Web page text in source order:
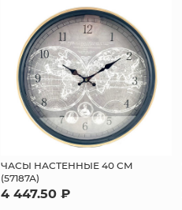
ЧАСЫ НАСТЕННЫЕ 40 СМ
(57187А)
4 447.50 ₽